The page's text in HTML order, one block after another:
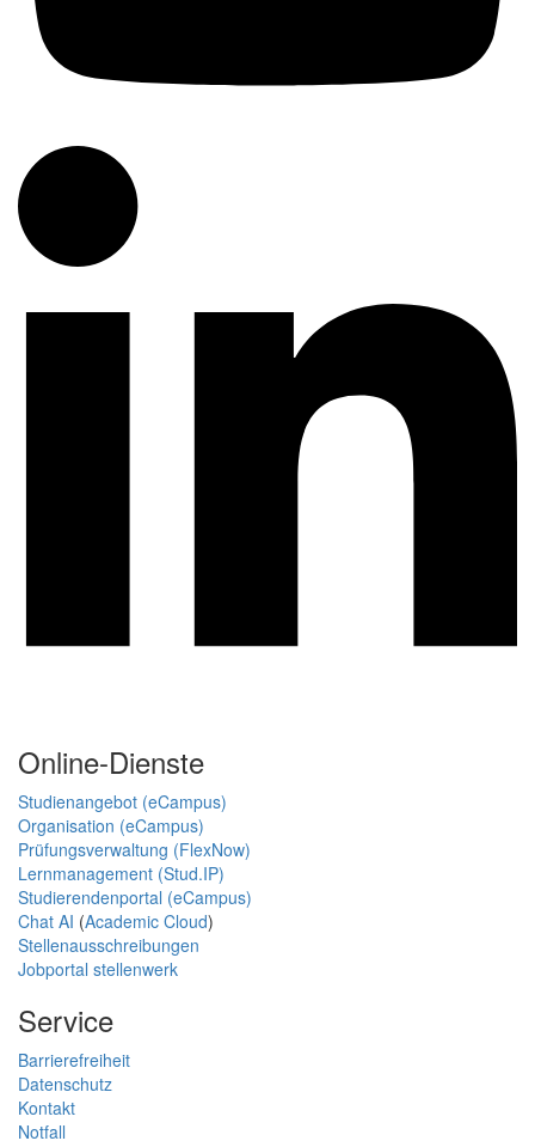
Online-Dienste
Studienangebot (eCampus)
Organisation (eCampus)
Prüfungsverwaltung (FlexNow)
Lernmanagement (Stud.IP)
Studierendenportal (eCampus)
Chat AI (Academic Cloud)
Stellenausschreibungen
Jobportal stellenwerk
Service
Barrierefreiheit
Datenschutz
Kontakt
Notfall